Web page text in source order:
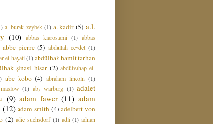
a. burak zeybek (1) a. kadir (5) a.l.
(10) abbas kiarostami (1) abbas
abbe pierre (5) abdullah cevdet (1)
el-hayati(1)abdülhak hamit tarhan
şinasi hisar (2) abdülvahap el-
abe kobo (4) abraham lincoln (1)
(1) aby warburg (1) adalet
(9) adam fawer (11) adam
(12) adam smith (4) adelbert von
(2) adie suehsdorf (1) adli (1) adnan